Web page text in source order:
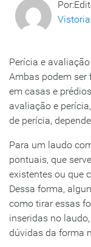
Perícia e
Ambas podem ser
em casas e
avaliação e
de perícia,
Para um laudo
pontuais, que
existentes ou que
Dessa forma,
como tirar essas
inseridas no
dúvidas da forma